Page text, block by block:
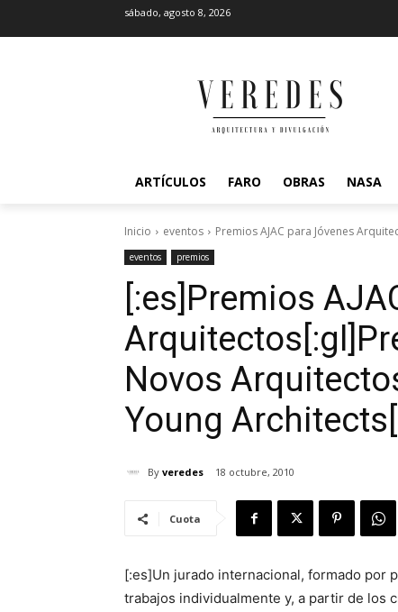
sábado, agosto 8, 2026
ARTÍCULOS FARO OBRAS NASA
Inicio eventos Premios AJAC para Jóvenes
eventos premios
[:es]Premios
Novos
Young
By veredes 18 octubre, 2010
Cuota
[:es]Un jurado internacional, formado por
trabajos individualmente y, a partir de los